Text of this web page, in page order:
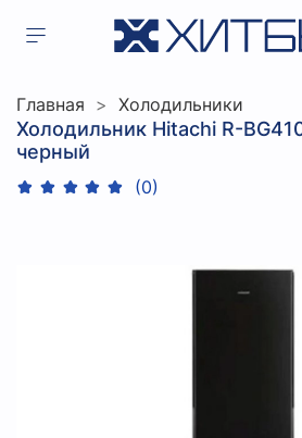
Главная Холодильники
Холодильник Hitachi R-
черный
(0)